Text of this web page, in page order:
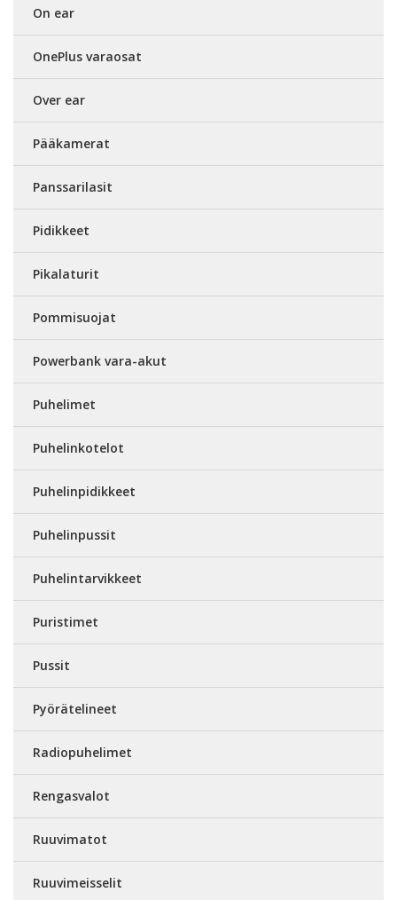
On ear
OnePlus varaosat
Over ear
Pääkamerat
Panssarilasit
Pidikkeet
Pikalaturit
Pommisuojat
Powerbank vara-akut
Puhelimet
Puhelinkotelot
Puhelinpidikkeet
Puhelinpussit
Puhelintarvikkeet
Puristimet
Pussit
Pyörätelineet
Radiopuhelimet
Rengasvalot
Ruuvimatot
Ruuvimeisselit